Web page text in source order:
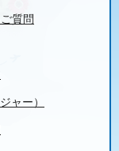
質問
ャー）